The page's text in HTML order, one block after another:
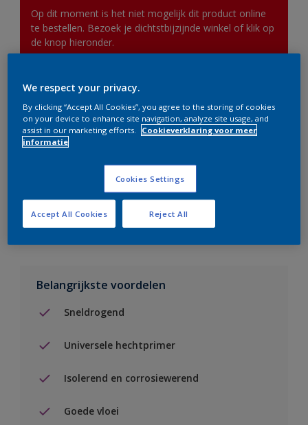
Op dit moment is het niet mogelijk dit product online
te bestellen. Bezoek je dichtstbijzijnde winkel of klik op
de knop hieronder.
Boodschappenlijst
Vind een verkooppunt
Voeg toe aan project
Zie kleur in de Sikkens Visualizer App
Belangrijkste voordelen
Sneldrogend
Universele hechtprimer
Isolerend en corrosiewerend
Goede vloei
We respect your privacy.
By clicking “Accept All Cookies”, you agree to the storing of cookies
on your device to enhance site navigation, analyze site usage, and
assist in our marketing efforts.
Cookieverklaring voor meer
informatie
Cookies Settings
Reject All
Accept All Cookies